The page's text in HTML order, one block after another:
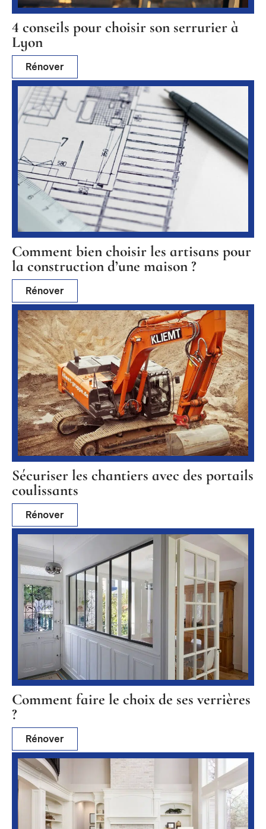
4 conseils pour choisir son serrurier à
Lyon
Rénover
Comment bien choisir les artisans pour
la construction d’une maison ?
Rénover
Sécuriser les chantiers avec des portails
coulissants
Rénover
Comment faire le choix de ses verrières
?
Rénover